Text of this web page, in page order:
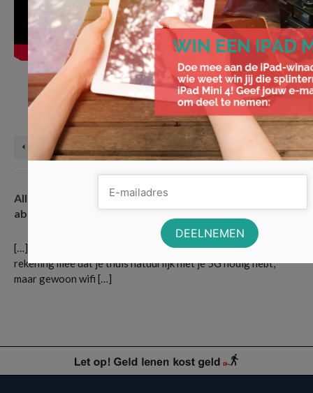
4G internet 4G netwerk 5G internet,5G netwerk,Agentschap Telecom,
elektromagnetische velden
frequentiebanden,gezondheidseffecten,mobiele
providers
Vorige Bericht Volgende Bericht
Alles wat je moet weten over goedkope SIM only
abonnementen | Voordeligst.nl
maart 22, 2021
[…] heb je waarschijnlijk heel wat meer nodig. Houd er ook
rekening mee dat je thuis natuurlijk niet je 5G nodig hebt,
maar gewoon wifi […]